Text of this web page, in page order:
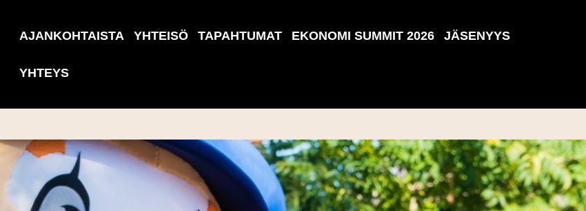
AJANKOHTAISTA YHTEISÖ TAPAHTUMAT EKONOMI SUMMIT 2026 JÄSENYYS
YHTEYS